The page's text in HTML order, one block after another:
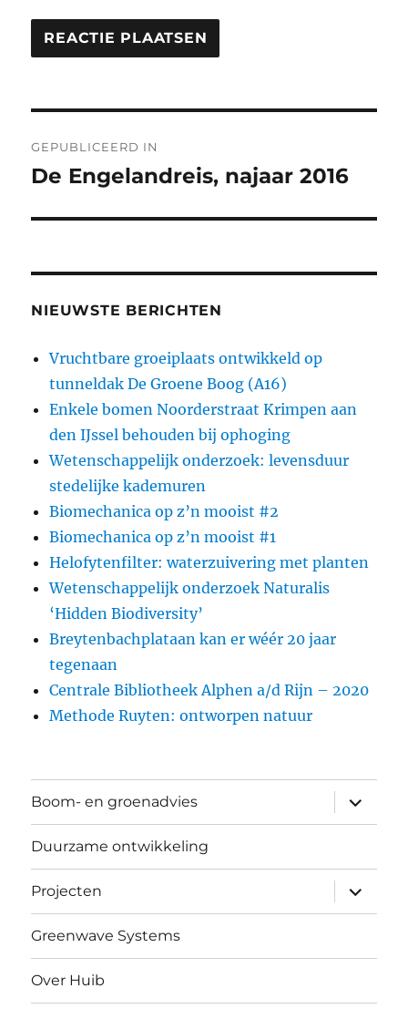
navigatie
GEPUBLICEERD IN
De Engelandreis, najaar 2016
NIEUWSTE BERICHTEN
Vruchtbare groeiplaats ontwikkeld op
tunneldak De Groene Boog (A16)
Enkele bomen Noorderstraat Krimpen aan
den IJssel behouden bij ophoging
Wetenschappelijk onderzoek: levensduur
stedelijke kademuren
Biomechanica op z’n mooist #2
Biomechanica op z’n mooist #1
Helofytenfilter: waterzuivering met planten
Wetenschappelijk onderzoek Naturalis
‘Hidden Biodiversity’
Breytenbachplataan kan er wéér 20 jaar
tegenaan
Centrale Bibliotheek Alphen a/d Rijn – 2020
Methode Ruyten: ontworpen natuur
Boom- en groenadvies
Duurzame ontwikkeling
Projecten
Greenwave Systems
Over Huib